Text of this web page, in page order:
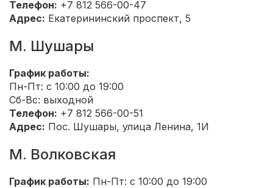
Телефон: +7 812 566-00-47
Адрес: Екатерининский проспект, 5
М. Шушары
График работы:
Пн-Пт: с 10:00 до 19:00
Сб-Вс: выходной
Телефон: +7 812 566-00-51
Адрес: Пос. Шушары, улица Ленина, 1И
М. Волковская
График работы: Пн-Пт: с 10:00 до 19:00